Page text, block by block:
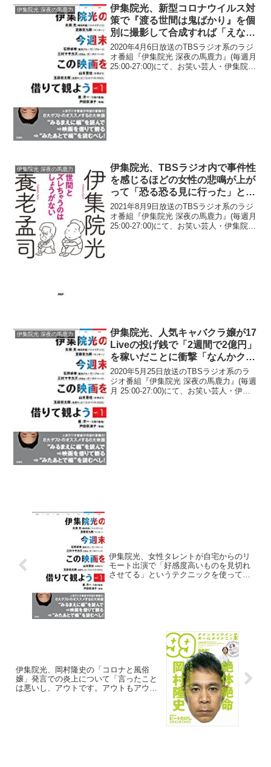
伊集院光 深夜の馬鹿力
伊集院光、新型コロナウイルス対
策で『渡る世間は鬼ばかり』を個
別に撮影して合成すれば「えなり
かずきも泉ピン子と別撮りで、蕁
麻疹が出ない」と発言
2020年4月6日放送のTBSラジオ系のラジ
オ番組『伊集院光 深夜の馬鹿力』(毎週月
25:00-27:00)にて、お笑い芸人・伊集院光
伊集院光 深夜の馬鹿力
伊集院光、TBSラジオ内で事件性
を感じるほどの女性の悲鳴が上が
って「恐る恐る見に行った」と告
白
2021年8月9日放送のTBSラジオ系のラジ
オ番組『伊集院光 深夜の馬鹿力』(毎週月
25:00-27:00)にて、お笑い芸人・伊集院光
伊集院光 深夜の馬鹿力
伊集院光、人気キャバクラ嬢が17
Liveの投げ銭で「2週間で2億円」
を稼いだことに衝撃「なんかクラ
クラしちゃってさ」
2020年5月25日放送のTBSラジオ系のラ
ジオ番組『伊集院光 深夜の馬鹿力』(毎週
月 25:00-27:00)にて、お笑い芸人・伊集
伊集院光、女性タレントが自宅からのリ
モート出演で「好感度高いものを見切れ
させてる」というテクニックを使ってい
伊集院光、岡村隆史の「コロナと風俗
嬢」発言での炎上について「言ったこと
は悪いし、アウトです。アウトもアウ